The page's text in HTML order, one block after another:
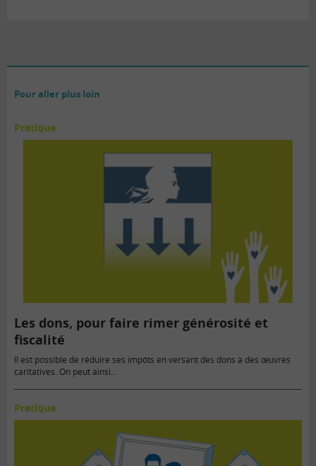
Pour aller plus loin
Pratique
Les dons, pour faire rimer générosité et
fiscalité
Il est possible de réduire ses impôts en versant des dons à des œuvres
caritatives. On peut ainsi…
Pratique